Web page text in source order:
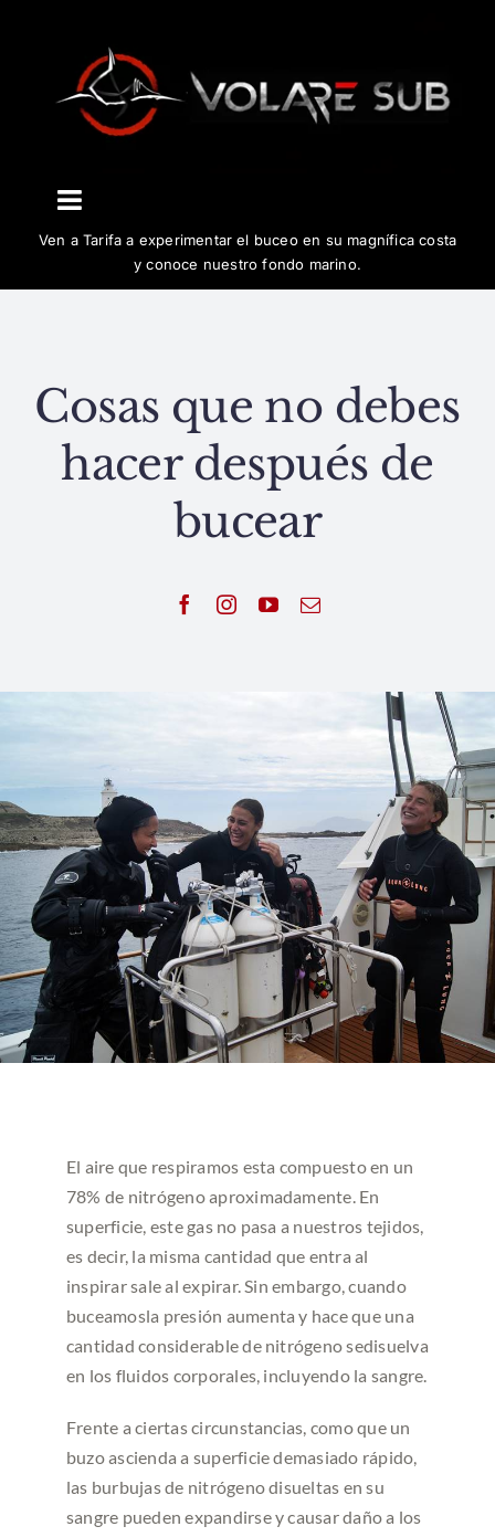
contenido
Toggle
Navigation
Cursos
Biología y conservación
Ven a Tarifa a experimentar el buceo en su magnífica costa
y conoce nuestro fondo marino.
Cosas que no debes
hacer después de
bucear
El aire que respiramos esta compuesto en un
78% de nitrógeno aproximadamente. En
superficie, este gas no pasa a nuestros tejidos,
es decir, la misma cantidad que entra al
inspirar sale al expirar. Sin embargo, cuando
buceamosla presión aumenta y hace que una
cantidad considerable de nitrógeno sedisuelva
en los fluidos corporales, incluyendo la sangre.
Frente a ciertas circunstancias, como que un
buzo ascienda a superficie demasiado rápido,
las burbujas de nitrógeno disueltas en su
sangre pueden expandirse y causar daño a los